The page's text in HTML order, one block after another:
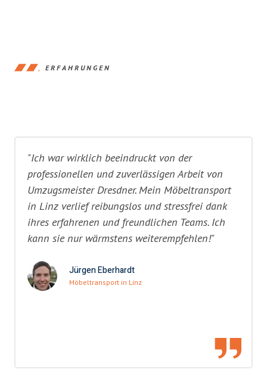
ERFAHRUNGEN
"Ich war wirklich beeindruckt von der
professionellen und zuverlässigen Arbeit von
Umzugsmeister Dresdner. Mein Möbeltransport
in Linz verlief reibungslos und stressfrei dank
ihres erfahrenen und freundlichen Teams. Ich
kann sie nur wärmstens weiterempfehlen!"
Jürgen Eberhardt
Möbeltransport in Linz